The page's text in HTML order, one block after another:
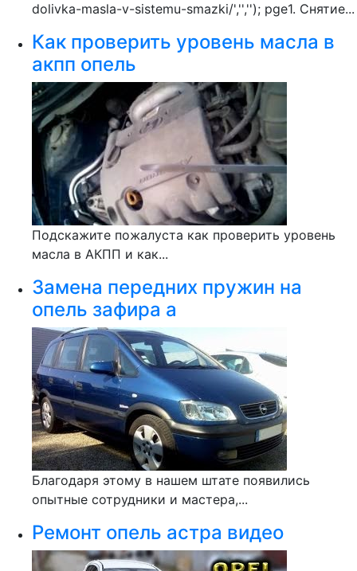
dolivka-masla-v-sistemu-smazki/','',''); pge1. Снятие...
Как проверить уровень масла в
акпп опель
Подскажите пожалуста как проверить уровень
масла в АКПП и как...
Замена передних пружин на
опель зафира а
Благодаря этому в нашем штате появились
опытные сотрудники и мастера,...
Ремонт опель астра видео